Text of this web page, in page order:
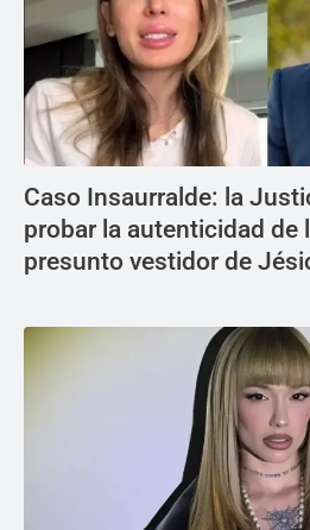
Caso Insaurralde: la
probar la autenticidad de
presunto vestidor de